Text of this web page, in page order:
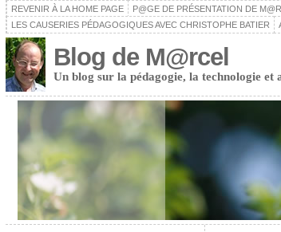
REVENIR À LA HOME PAGE P@GE DE PRÉSENTATION DE
LES CAUSERIES PÉDAGOGIQUES AVEC CHRISTOPHE BATIER
Blog de M@rcel
Un blog sur la pédagogie, la technologie et